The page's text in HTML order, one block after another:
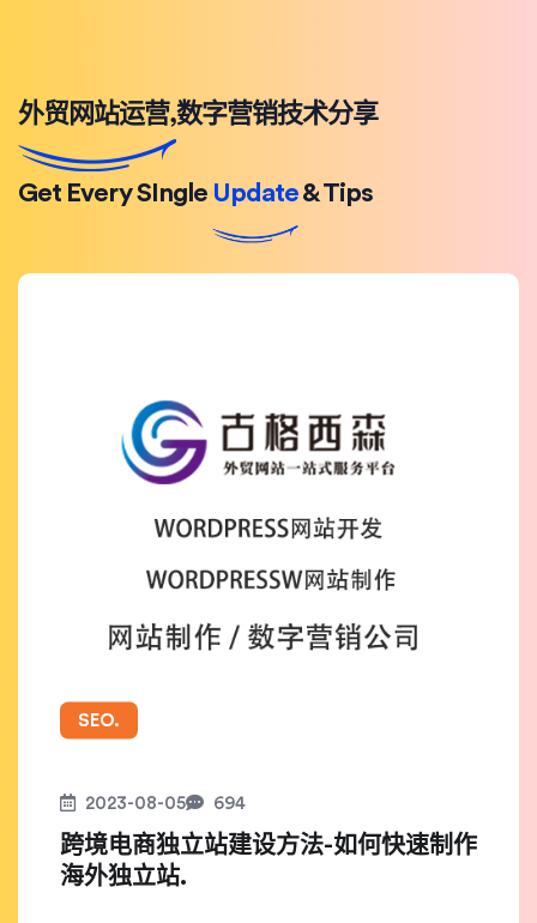
外贸网站运营,数字营销技术分享
Get Every SIngle Update& Tips
SEO.
2023-08-05 694
跨境电商独立站建设方法-如何快速制作
海外独立站.